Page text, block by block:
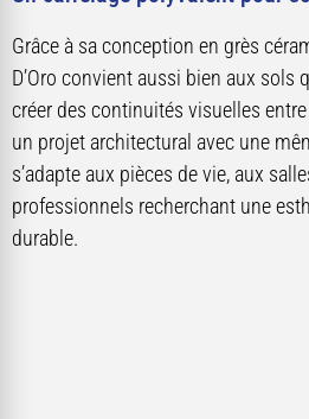
Grâce à sa conception en grès
D’Oro convient aussi bien aux sols
créer des continuités visuelles
un projet architectural avec une
s’adapte aux pièces de vie, aux
professionnels recherchant une
durable.